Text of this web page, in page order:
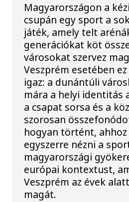
Magyarországon a
csupán egy sport a
játék, amely telt
generációkat köt
városokat szervez
Veszprém esetében
igaz: a dunántúli
mára a helyi identitás
a csapat sorsa és a
szorosan
hogyan történt,
egyszerre nézni a
magyarországi
európai kontextust,
Veszprém az évek
magát.